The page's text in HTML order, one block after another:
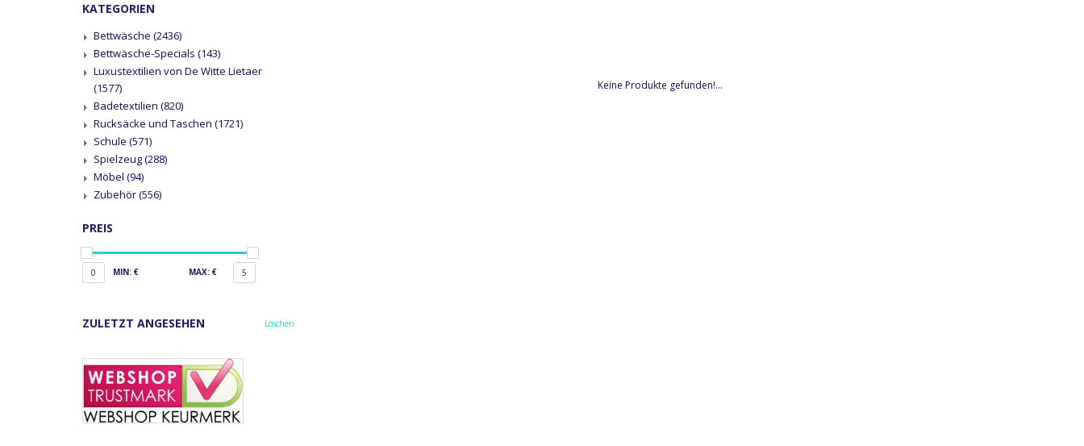
KATEGORIEN
Bettwäsche (2436)
Bettwäsche-Specials (143)
Luxustextilien von De Witte Lietaer
(1577)
Badetextilien (820)
Rucksäcke und Taschen (1721)
Schule (571)
Spielzeug(288)
Möbel (94)
Zubehör(556)
PREIS
0 MIN: € MAX: € 5
ZULETZT ANGESEHEN Löschen
Keine Produkte gefunden!...